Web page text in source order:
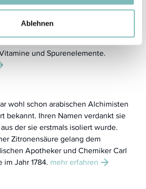
Ablehnen
LEAF JUICE, der Pflanzensaft
besitzt eine große Bandbreite
darunter Enzyme,
Aminosäuren,
und Spurenelemente.
wohl schon arabischen Alchimisten
bekannt. Ihren Namen verdankt sie
der sie erstmals isoliert wurde.
Zitronensäure gelang dem
Apotheker und Chemiker Carl
im Jahr 1784. mehr erfahren